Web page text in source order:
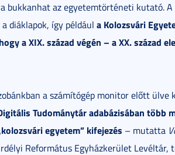
bukkanhat az egyetemtörténeti kutató.
diáklapok, így például a Kolozsvári
a XIX. század végén – a XX. század
a számítógép monitor előtt
Tudománytár adabázisában
egyetem” kifejezés – mutatta
Református Egyházkerület Levéltár,